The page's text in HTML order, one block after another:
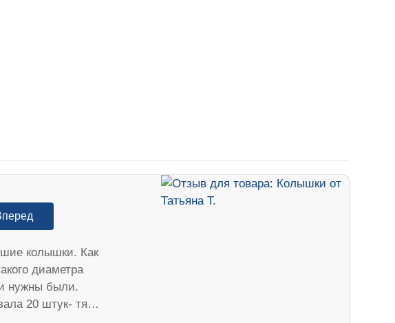
колышки. Как
диаметра
нужны были.
20 штук- тя…